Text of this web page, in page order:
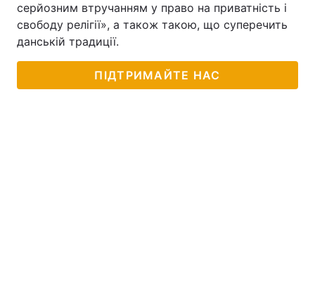
серйозним втручанням у право на приватність і
свободу релігії», а також такою, що суперечить
данській традиції.
ПІДТРИМАЙТЕ НАС